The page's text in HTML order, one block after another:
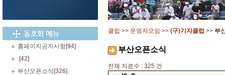
홈페이지공지사항[94]
.[42]
부산오픈소식 [326]
클럽 >> 운영자모임 >> (구)기자클럽 >> 부
부산오픈소식
전체 자료수 : 325 건